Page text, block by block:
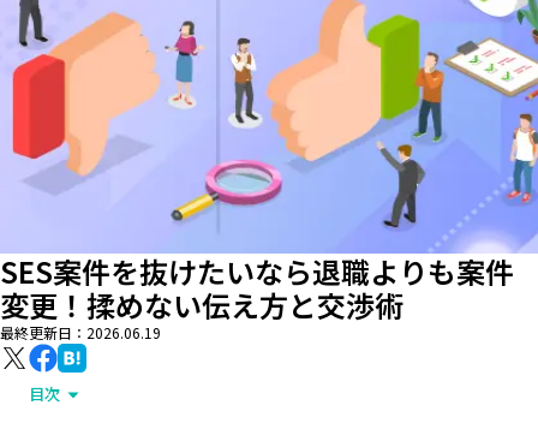
SES案件を抜けたいなら退職よりも案件
変更！揉めない伝え方と交渉術
最終更新日： 2026.06.19
目次